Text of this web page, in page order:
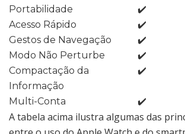
Portabilidade
✔️
Acesso Rápido
✔️
Gestos de Navegação
✔️
Modo Não Perturbe
✔️
Compactação da
Informação
✔️
Multi-Conta ✔️
A tabela acima ilustra algumas das